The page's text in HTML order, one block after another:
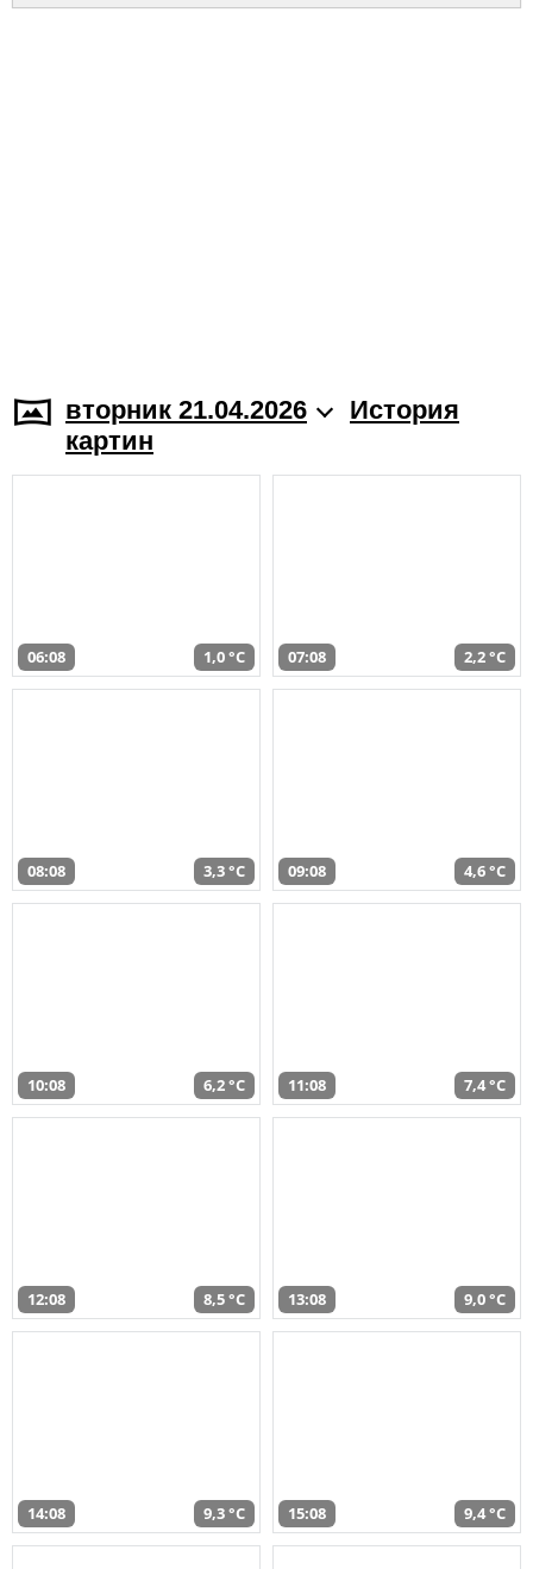
вторник 21.04.2026
История
картин
06:08 1,0 °C 07:08 2,2 °C
08:08 3,3 °C 09:08 4,6 °C
10:08 6,2 °C 11:08 7,4 °C
12:08 8,5 °C 13:08 9,0 °C
14:08 9,3 °C 15:08 9,4 °C